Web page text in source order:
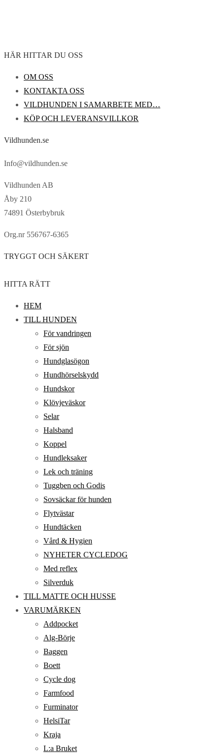
HÄR HITTAR DU OSS
OM OSS
KONTAKTA OSS
VILDHUNDEN I SAMARBETE MED…
KÖP OCH LEVERANSVILLKOR
Vildhunden.se
Info@vildhunden.se
Vildhunden AB
Åby 210
74891 Österbybruk
Org.nr 556767-6365
TRYGGT OCH SÄKERT
HITTA RÄTT
HEM
TILL HUNDEN
För vandringen
För sjön
Hundglasögon
Hundhörselskydd
Hundskor
Klövjeväskor
Selar
Halsband
Koppel
Hundleksaker
Lek och träning
Tuggben och Godis
Sovsäckar för hunden
Flytvästar
Hundtäcken
Vård & Hygien
NYHETER CYCLEDOG
Med reflex
Silverduk
TILL MATTE OCH HUSSE
VARUMÄRKEN
Addpocket
Alg-Börje
Baggen
Boett
Cycle dog
Farmfood
Furminator
HelsiTar
Kraja
L:a Bruket